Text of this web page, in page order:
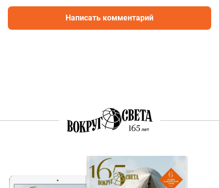
Написать комментарий